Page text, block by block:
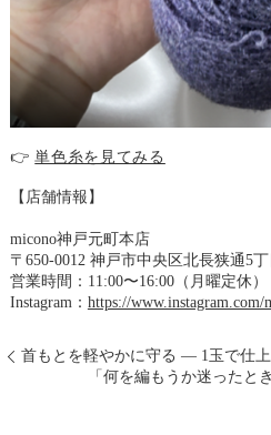
👉単色糸を見てみる
【店舗情報】
micono神戸元町本店
〒650-0012 神戸市中央区北長狭通5
営業時間：11:00〜16:00（月曜定休）
Instagram： https://www.instagram.com/
首もとを軽やかに守る ― 1玉で仕
「何を編もうか迷ったと